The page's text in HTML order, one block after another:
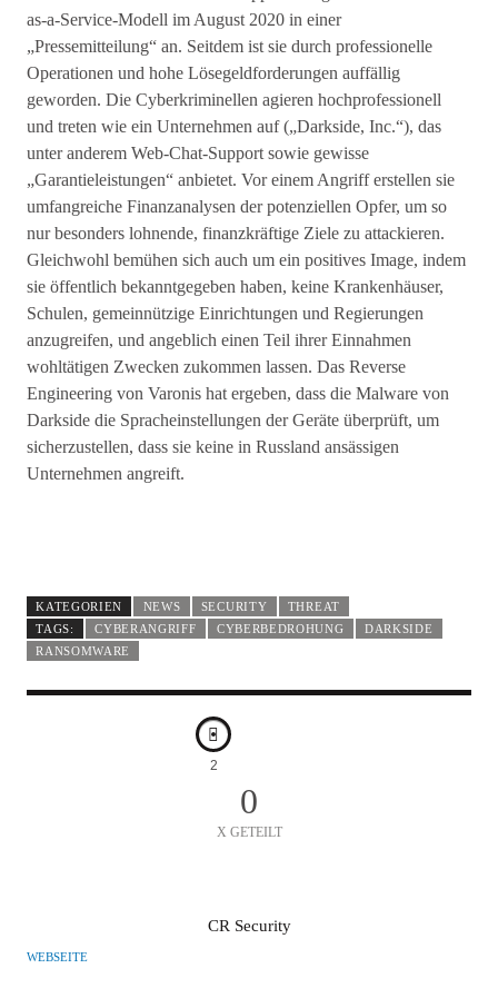
as-a-Service-Modell im August 2020 in einer
„Pressemitteilung“ an. Seitdem ist sie durch professionelle
Operationen und hohe Lösegeldforderungen auffällig
geworden. Die Cyberkriminellen agieren hochprofessionell
und treten wie ein Unternehmen auf („Darkside, Inc.“), das
unter anderem Web-Chat-Support sowie gewisse
„Garantieleistungen“ anbietet. Vor einem Angriff erstellen sie
umfangreiche Finanzanalysen der potenziellen Opfer, um so
nur besonders lohnende, finanzkräftige Ziele zu attackieren.
Gleichwohl bemühen sich auch um ein positives Image, indem
sie öffentlich bekanntgegeben haben, keine Krankenhäuser,
Schulen, gemeinnützige Einrichtungen und Regierungen
anzugreifen, und angeblich einen Teil ihrer Einnahmen
wohltätigen Zwecken zukommen lassen. Das Reverse
Engineering von Varonis hat ergeben, dass die Malware von
Darkside die Spracheinstellungen der Geräte überprüft, um
sicherzustellen, dass sie keine in Russland ansässigen
Unternehmen angreift.
KATEGORIEN NEWS SECURITY
THREAT
TAGS:
CYBERANGRIFF CYBERBEDROHUNG
DARKSIDE
RANSOMWARE
2
0
X GETEILT
U
CR Security
WEBSEITE